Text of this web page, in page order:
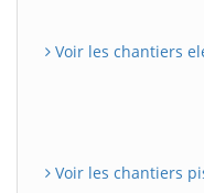
Voir les chantiers
Voir les chantiers